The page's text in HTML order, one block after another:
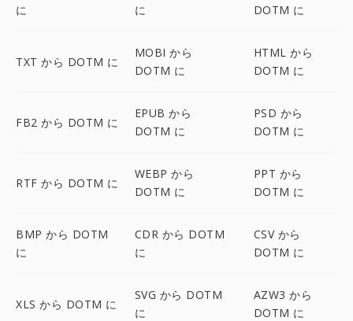
に
に
DOTM に
TXT から DOTM に
MOBI から
DOTM に
HTML から
DOTM に
FB2 から DOTM に
EPUB から
DOTM に
PSD から
DOTM に
RTF から DOTM に
WEBP から
DOTM に
PPT から
DOTM に
BMP から DOTM
に
CDR から DOTM
に
CSV から
DOTM に
XLS から DOTM に
SVG から DOTM
に
AZW3 から
DOTM に